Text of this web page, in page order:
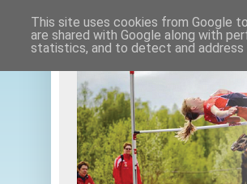
This site uses cookies from Google
are shared with Google along with
statistics, and to detect and address